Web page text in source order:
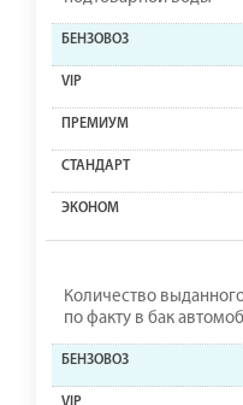
Количество
по факту в бак